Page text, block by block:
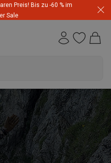
Preis! Bis zu -60 % im
Sale